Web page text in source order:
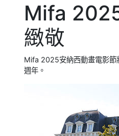
Mifa
緻敬
Mifa 2025安納西動畫電影節
週年。